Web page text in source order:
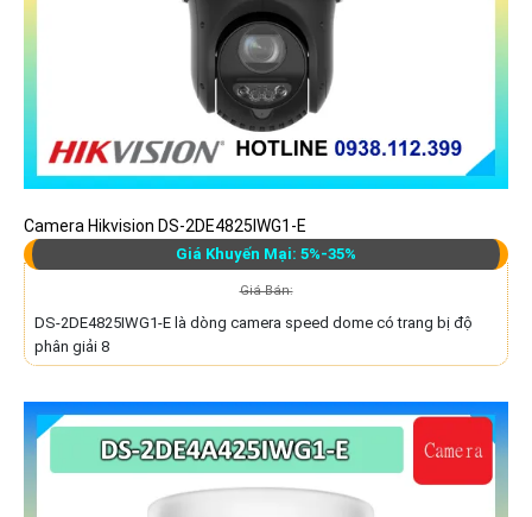
Camera Hikvision DS-2DE4825IWG1-E
Giá Khuyến Mại: 5%-35%
Giá Bán:
DS-2DE4825IWG1-E là dòng camera speed dome có trang bị độ
phân giải 8